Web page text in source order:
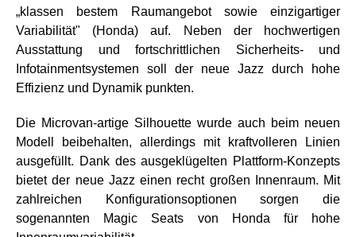
„klassen bestem Raumangebot sowie einzigartiger
Variabilität" (Honda) auf. Neben der hochwertigen
Ausstattung und fortschrittlichen Sicherheits- und
Infotainmentsystemen soll der neue Jazz durch hohe
Effizienz und Dynamik punkten.
Die Microvan-artige Silhouette wurde auch beim neuen
Modell beibehalten, allerdings mit kraftvolleren Linien
ausgefüllt. Dank des ausgeklügelten Plattform-Konzepts
bietet der neue Jazz einen recht großen Innenraum. Mit
zahlreichen Konfigurationsoptionen sorgen die
sogenannten Magic Seats von Honda für hohe